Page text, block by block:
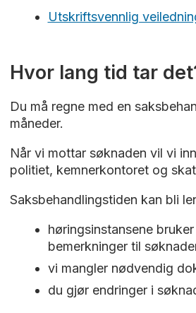
følger perioden for innvilget
og er minste leietid. Dersom
Årsleie av offentlig areal til
For areal liggende til
For areal i sentrum
kroner
For areal i Gamlebyen:
For areal ellers i
Årsleie av torgareal til
Utskriftsvennlig
Hvor lang tid tar
Du må regne med en
måneder.
Når vi mottar søknaden vil vi
politiet, kemnerkontoret og
Saksbehandlingstiden kan bli
høringsinstansene
bemerkninger til
vi mangler nødvendig
du gjør endringer i